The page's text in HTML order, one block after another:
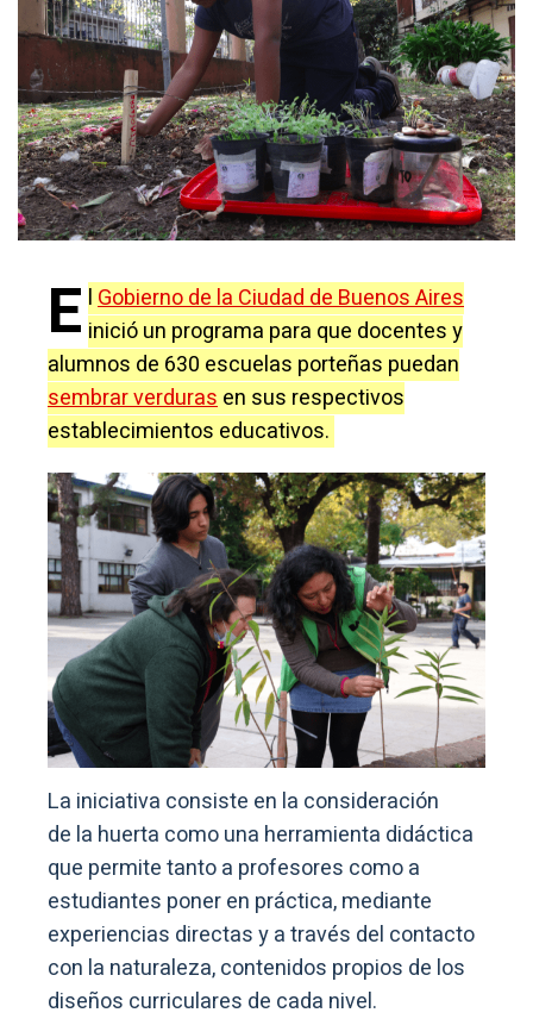
E lGobierno de la Ciudad de Buenos Aires
inició un programa para que docentes y
alumnos de 630 escuelas porteñas puedan
sembrar verdurasen sus respectivos
establecimientos educativos.
La iniciativa consiste en la consideración
de la huerta como una herramienta didáctica
que permite tanto a profesores como a
estudiantes poner en práctica, mediante
experiencias directas y a través del contacto
con la naturaleza, contenidos propios de los
diseños curriculares de cada nivel.